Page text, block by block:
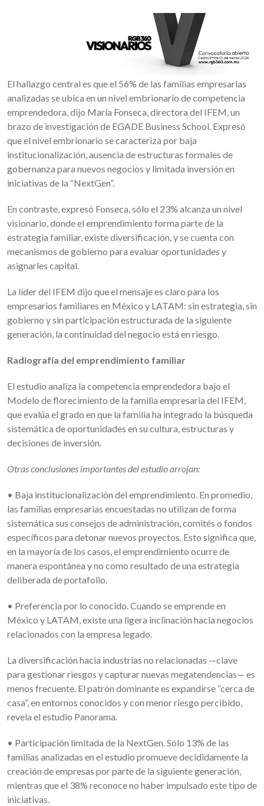
El hallazgo central es que el 56% de las familias empresarias
analizadas se ubica en un nivel embrionario de competencia
emprendedora, dijo María Fonseca, directora del IFEM, un
brazo de investigación de EGADE Business School. Expresó
que el nivel embrionario se caracteriza por baja
institucionalización, ausencia de estructuras formales de
gobernanza para nuevos negocios y limitada inversión en
iniciativas de la “NextGen”.
En contraste, expresó Fonseca, sólo el 23% alcanza un nivel
visionario, donde el emprendimiento forma parte de la
estrategia familiar, existe diversificación, y se cuenta con
mecanismos de gobierno para evaluar oportunidades y
asignarles capital.
La líder del IFEM dijo que el mensaje es claro para los
empresarios familiares en México y LATAM: sin estrategia, sin
gobierno y sin participación estructurada de la siguiente
generación, la continuidad del negocio está en riesgo.
Radiografía del emprendimiento familiar
El estudio analiza la competencia emprendedora bajo el
Modelo de florecimiento de la familia empresaria del IFEM,
que evalúa el grado en que la familia ha integrado la búsqueda
sistemática de oportunidades en su cultura, estructuras y
decisiones de inversión.
Otras conclusiones importantes del estudio arrojan:
• Baja institucionalización del emprendimiento. En promedio,
las familias empresarias encuestadas no utilizan de forma
sistemática sus consejos de administración, comités o fondos
específicos para detonar nuevos proyectos. Esto significa que,
en la mayoría de los casos, el emprendimiento ocurre de
manera espontánea y no como resultado de una estrategia
deliberada de portafolio.
• Preferencia por lo conocido. Cuando se emprende en
México y LATAM, existe una ligera inclinación hacia negocios
relacionados con la empresa legado.
La diversificación hacia industrias no relacionadas —clave
para gestionar riesgos y capturar nuevas megatendencias— es
menos frecuente. El patrón dominante es expandirse “cerca de
casa”, en entornos conocidos y con menor riesgo percibido,
revela el estudio Panorama.
• Participación limitada de la NextGen. Sólo 13% de las
familias analizadas en el estudio promueve decididamente la
creación de empresas por parte de la siguiente generación,
mientras que el 38% reconoce no haber impulsado este tipo de
iniciativas.